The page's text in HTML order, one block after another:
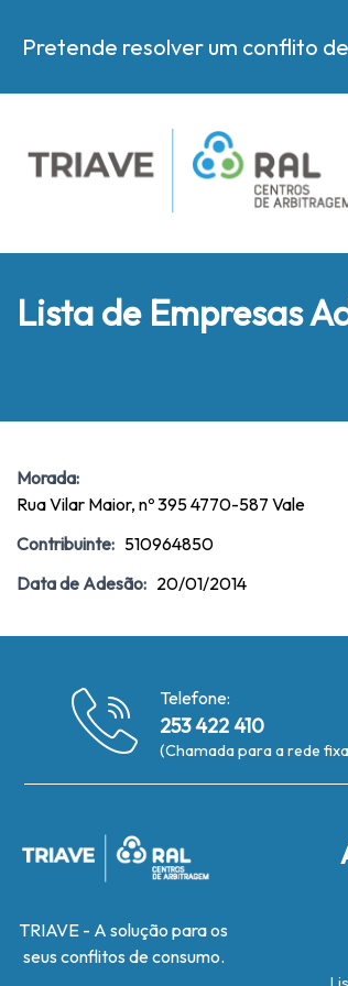
Pretende resolver um conflito
Lista de Empresas
Morada:
Rua Vilar Maior, nº 395 4770-587 Vale
Contribuinte: 510964850
Data de Adesão: 20/01/2014
Telefone:
253 422 410
(Chamada para a rede
TRIAVE - A solução para os
seus conflitos de consumo.